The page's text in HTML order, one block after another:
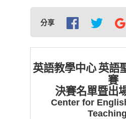
分享
英語教學中心 英語
賽
決賽名單暨出
Center for